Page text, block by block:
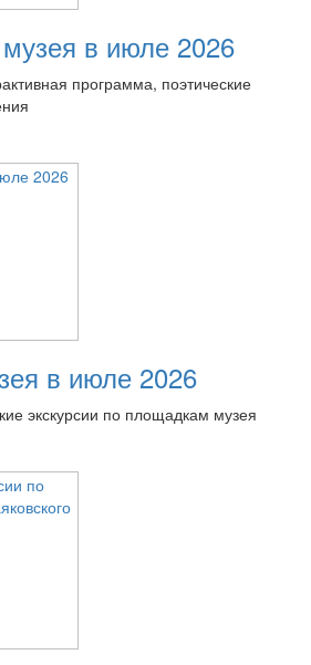
в июле 2026
программа, поэтические
в июле 2026
экскурсии по площадкам музея